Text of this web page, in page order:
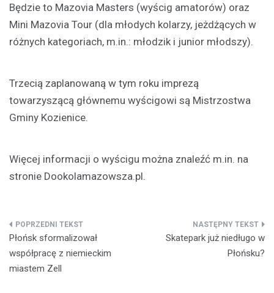
Będzie to Mazovia Masters (wyścig amatorów) oraz
Mini Mazovia Tour (dla młodych kolarzy, jeżdżących w
różnych kategoriach, m.in.: młodzik i junior młodszy).
Trzecią zaplanowaną w tym roku imprezą
towarzyszącą głównemu wyścigowi są Mistrzostwa
Gminy Kozienice.
Więcej informacji o wyścigu można znaleźć m.in. na
stronie Dookolamazowsza.pl.
Nawigacja
wpisu
Płońsk sformalizował
współpracę z niemieckim
miastem Zell
Skatepark już niedługo w
Płońsku?